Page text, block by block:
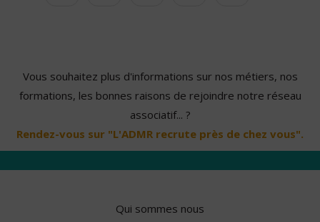
Vous souhaitez plus d'informations sur nos métiers, nos
formations, les bonnes raisons de rejoindre notre réseau
associatif... ?
Rendez-vous sur "L'ADMR recrute près de chez vous".
Qui sommes nous